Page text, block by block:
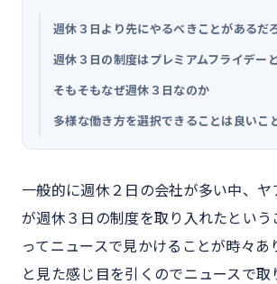
週休３日より先にやるべきことがあるだ
週休３日の制度はプレミアムフライデー
そもそもなぜ週休３日なのか
多様な働き方を選択できることは良いこ
一般的に週休２日の会社が多い中、
が週休３日の制度を取り入れたという
ってニュースで見かけることが時々あ
と見た感じ目を引くのでニュースで取